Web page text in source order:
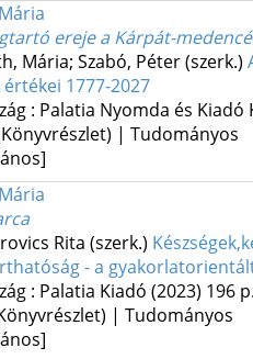
ereje a Kárpát-
Mária; Szabó, Péter (szerk.)
1777-2027
: Palatia Nyomda és Kiadó
| Tudományos
Rita (szerk.)
- a
: Palatia Kiadó (2023) 196
| Tudományos